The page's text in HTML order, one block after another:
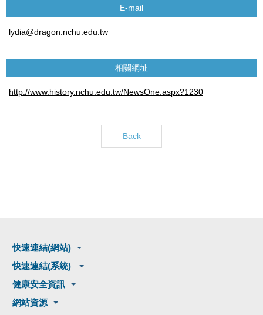
E-mail
lydia@dragon.nchu.edu.tw
相關網址
http://www.history.nchu.edu.tw/NewsOne.aspx?1230
Back
快速連結(網站)
快速連結(系統)
健康安全資訊
網站資源